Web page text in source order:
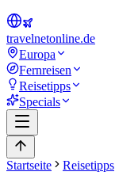
travelnetonline.de
Europa
Fernreisen
Reisetipps
Specials
Startseite Reisetipps